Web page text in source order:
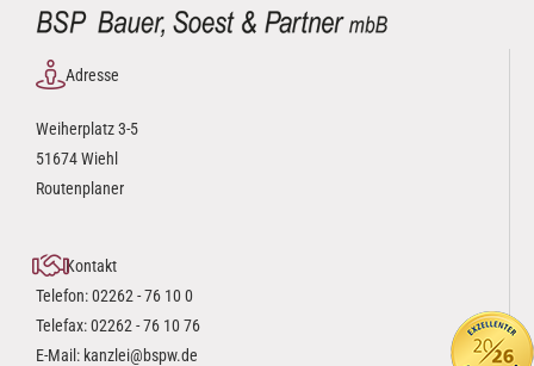
Adresse
Weiherplatz 3-5
51674 Wiehl
Routenplaner
Kontakt
Telefon:02262 - 76 10 0
Telefax: 02262 - 76 10 76
E-Mail: kanzlei@bspw.de